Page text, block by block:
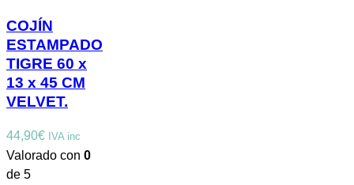
COJÍN
ESTAMPADO
TIGRE 60 x
13 x 45 CM
VELVET.
44,90€ IVA inc
Valorado con 0
de 5